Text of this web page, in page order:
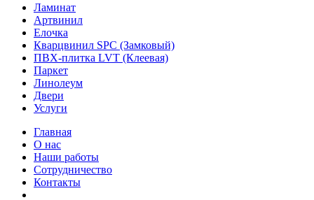
Ламинат
Артвинил
Елочка
Кварцвинил SPC (Замковый)
ПВХ-плитка LVT (Клеевая)
Паркет
Линолеум
Двери
Услуги
Главная
О нас
Наши работы
Сотрудничество
Контакты